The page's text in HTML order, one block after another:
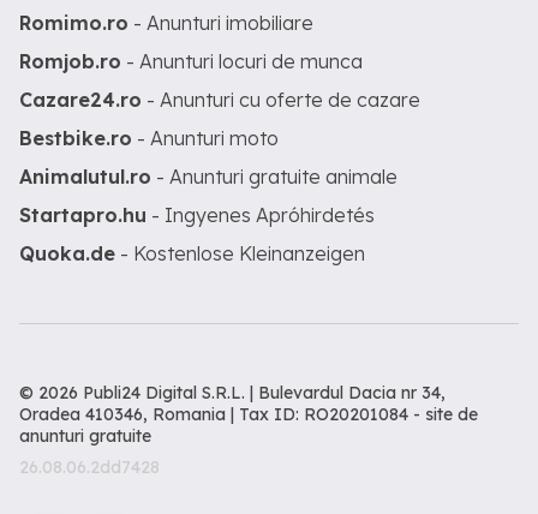
Romimo.ro - Anunturi imobiliare
Romjob.ro - Anunturi locuri de munca
Cazare24.ro - Anunturi cu oferte de cazare
Bestbike.ro - Anunturi moto
Animalutul.ro - Anunturi gratuite animale
Startapro.hu - Ingyenes Apróhirdetés
Quoka.de - Kostenlose Kleinanzeigen
© 2026 Publi24 Digital S.R.L. | Bulevardul Dacia nr 34,
Oradea 410346, Romania | Tax ID: RO20201084 - site de
anunturi gratuite
26.08.06.2dd7428